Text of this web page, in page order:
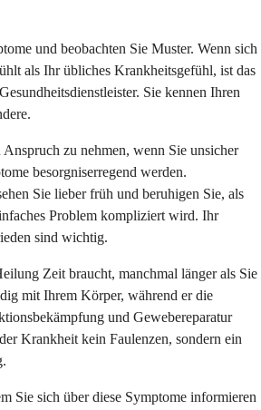
und beobachten Sie Muster. Wenn sich
als Ihr übliches Krankheitsgefühl, ist das
Sie kennen Ihren
zu nehmen, wenn Sie unsicher
besorgniserregend werden.
Sie lieber früh und beruhigen Sie, als
Problem kompliziert wird. Ihr
sind wichtig.
Zeit braucht, manchmal länger als Sie
mit Ihrem Körper, während er die
und Gewebereparatur
Krankheit kein Faulenzen, sondern ein
Sie sich über diese Symptome informieren